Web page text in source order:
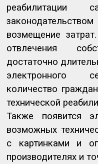
реабилитации
возмещение
отвлечения
достаточно
электронного
количество
технической
Также появится
возможных
с картинками и
производителях и